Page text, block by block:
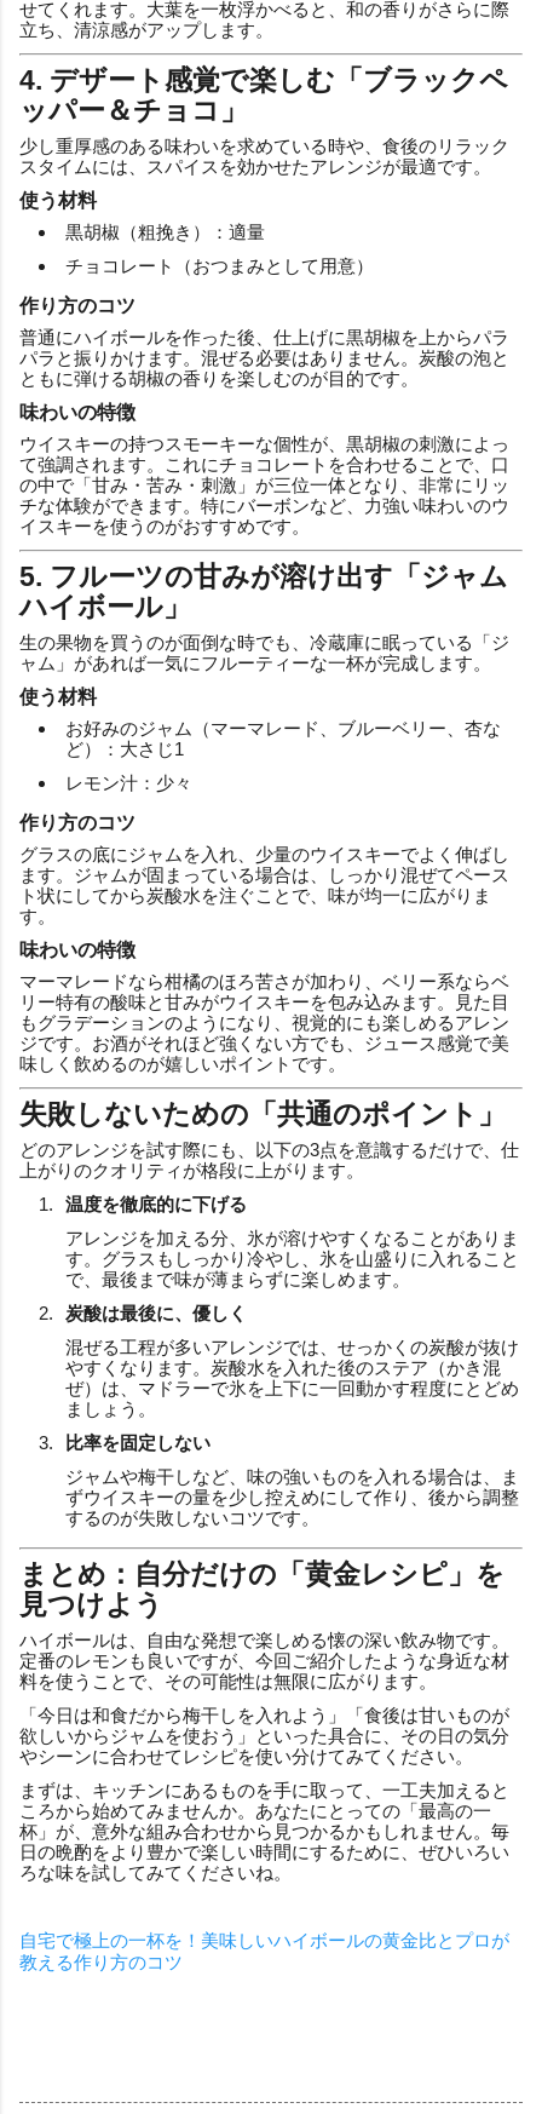
せてくれます。大葉を一枚浮かべると、和の香りがさらに際
立ち、清涼感がアップします。
4. デザート感覚で楽しむ「ブラックペ
ッパー＆チョコ」
少し重厚感のある味わいを求めている時や、食後のリラック
スタイムには、スパイスを効かせたアレンジが最適です。
使う材料
黒胡椒（粗挽き）：適量
チョコレート（おつまみとして用意）
作り方のコツ
普通にハイボールを作った後、仕上げに黒胡椒を上からパラ
パラと振りかけます。混ぜる必要はありません。炭酸の泡と
ともに弾ける胡椒の香りを楽しむのが目的です。
味わいの特徴
ウイスキーの持つスモーキーな個性が、黒胡椒の刺激によっ
て強調されます。これにチョコレートを合わせることで、口
の中で「甘み・苦み・刺激」が三位一体となり、非常にリッ
チな体験ができます。特にバーボンなど、力強い味わいのウ
イスキーを使うのがおすすめです。
5. フルーツの甘みが溶け出す「ジャム
ハイボール」
生の果物を買うのが面倒な時でも、冷蔵庫に眠っている「ジ
ャム」があれば一気にフルーティーな一杯が完成します。
使う材料
お好みのジャム（マーマレード、ブルーベリー、杏な
ど）：大さじ1
レモン汁：少々
作り方のコツ
グラスの底にジャムを入れ、少量のウイスキーでよく伸ばし
ます。ジャムが固まっている場合は、しっかり混ぜてペース
ト状にしてから炭酸水を注ぐことで、味が均一に広がりま
す。
味わいの特徴
マーマレードなら柑橘のほろ苦さが加わり、ベリー系ならベ
リー特有の酸味と甘みがウイスキーを包み込みます。見た目
もグラデーションのようになり、視覚的にも楽しめるアレン
ジです。お酒がそれほど強くない方でも、ジュース感覚で美
味しく飲めるのが嬉しいポイントです。
失敗しないための「共通のポイント」
どのアレンジを試す際にも、以下の3点を意識するだけで、仕
上がりのクオリティが格段に上がります。
温度を徹底的に下げる
アレンジを加える分、氷が溶けやすくなることがありま
す。グラスもしっかり冷やし、氷を山盛りに入れること
で、最後まで味が薄まらずに楽しめます。
炭酸は最後に、優しく
混ぜる工程が多いアレンジでは、せっかくの炭酸が抜け
やすくなります。炭酸水を入れた後のステア（かき混
ぜ）は、マドラーで氷を上下に一回動かす程度にとどめ
ましょう。
比率を固定しない
ジャムや梅干しなど、味の強いものを入れる場合は、ま
ずウイスキーの量を少し控えめにして作り、後から調整
するのが失敗しないコツです。
まとめ：自分だけの「黄金レシピ」を
見つけよう
ハイボールは、自由な発想で楽しめる懐の深い飲み物です。
定番のレモンも良いですが、今回ご紹介したような身近な材
料を使うことで、その可能性は無限に広がります。
「今日は和食だから梅干しを入れよう」「食後は甘いものが
欲しいからジャムを使おう」といった具合に、その日の気分
やシーンに合わせてレシピを使い分けてみてください。
まずは、キッチンにあるものを手に取って、一工夫加えると
ころから始めてみませんか。あなたにとっての「最高の一
杯」が、意外な組み合わせから見つかるかもしれません。毎
日の晩酌をより豊かで楽しい時間にするために、ぜひいろい
ろな味を試してみてくださいね。
自宅で極上の一杯を！美味しいハイボールの黄金比とプロが
教える作り方のコツ